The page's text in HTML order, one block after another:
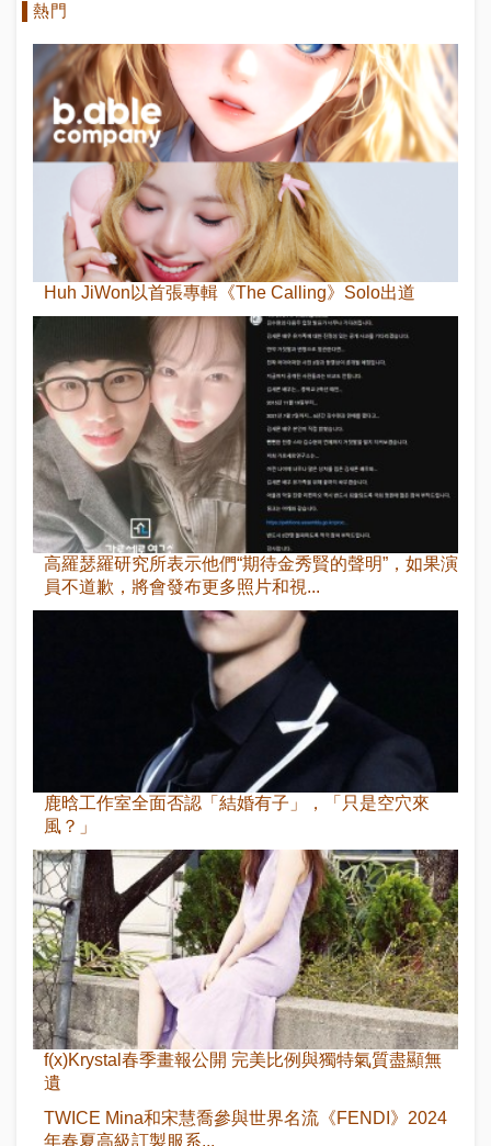
熱門
Huh JiWon以首張專輯《The Calling》Solo出道
高羅瑟羅研究所表示他們“期待金秀賢的聲明”，如果演
員不道歉，將會發布更多照片和視...
鹿晗工作室全面否認「結婚有子」，「只是空穴來
風？」
f(x)Krystal春季畫報公開 完美比例與獨特氣質盡顯無
遺
TWICE Mina和宋慧喬參與世界名流《FENDI》2024
年春夏高級訂製服系...